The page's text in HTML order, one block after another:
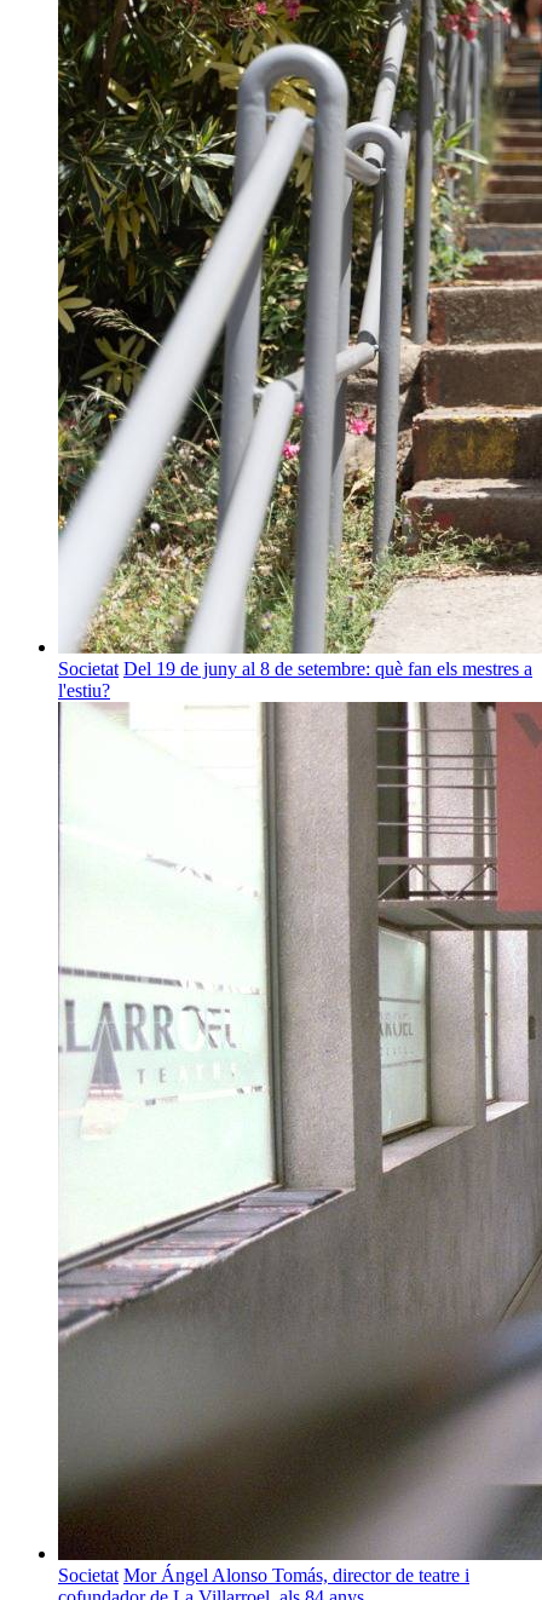
Societat Del 19 de juny al 8 de setembre: què fan els mestres a
l'estiu?
Societat Mor Ángel Alonso Tomás, director de teatre i